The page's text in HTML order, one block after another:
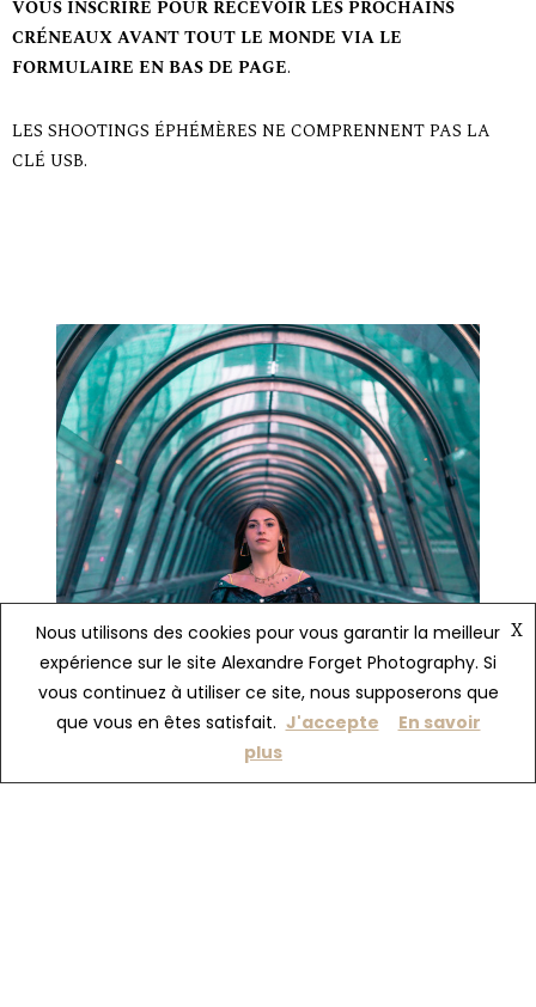
VOUS INSCRIRE POUR RECEVOIR LES PROCHAINS
CRÉNEAUX AVANT TOUT LE MONDE VIA LE
FORMULAIRE EN BAS DE PAGE.
LES SHOOTINGS ÉPHÉMÈRES NE COMPRENNENT PAS LA
CLÉ USB.
Nous utilisons des cookies pour vous garantir la meilleur
expérience sur le site Alexandre Forget Photography. Si
vous continuez à utiliser ce site, nous supposerons que
que vous en êtes satisfait.
X
J'accepte
En savoir
plus